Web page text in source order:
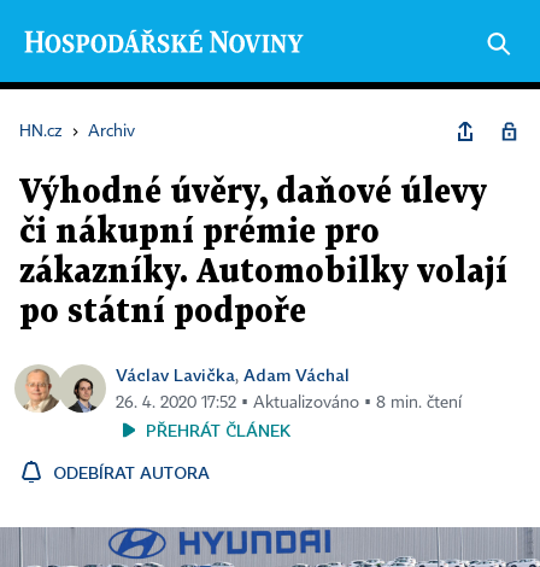
HN.cz › Archiv
Výhodné úvěry, daňové úlevy
či nákupní prémie pro
zákazníky. Automobilky volají
po státní podpoře
Václav Lavička, Adam Váchal
26. 4. 2020 17:52 ▪ Aktualizováno ▪ 8 min. čtení
PŘEHRÁT ČLÁNEK
ODEBÍRAT AUTORA